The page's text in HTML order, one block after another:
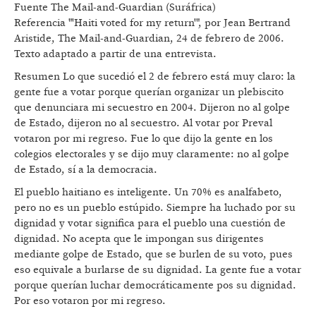
Fuente The Mail-and-Guardian (Suráfrica)
Referencia "'Haiti voted for my return'", por Jean Bertrand
Aristide, The Mail-and-Guardian, 24 de febrero de 2006.
Texto adaptado a partir de una entrevista.
Resumen Lo que sucedió el 2 de febrero está muy claro: la
gente fue a votar porque querían organizar un plebiscito
que denunciara mi secuestro en 2004. Dijeron no al golpe
de Estado, dijeron no al secuestro. Al votar por Preval
votaron por mi regreso. Fue lo que dijo la gente en los
colegios electorales y se dijo muy claramente: no al golpe
de Estado, sí a la democracia.
El pueblo haitiano es inteligente. Un 70% es analfabeto,
pero no es un pueblo estúpido. Siempre ha luchado por su
dignidad y votar significa para el pueblo una cuestión de
dignidad. No acepta que le impongan sus dirigentes
mediante golpe de Estado, que se burlen de su voto, pues
eso equivale a burlarse de su dignidad. La gente fue a votar
porque querían luchar democráticamente pos su dignidad.
Por eso votaron por mi regreso.